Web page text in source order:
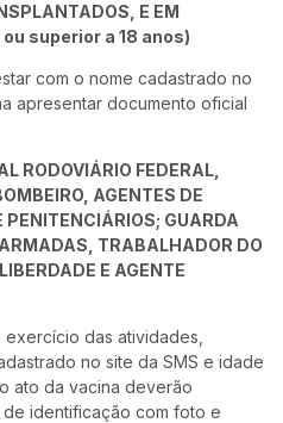
E EM
ou superior a 18 anos)
com o nome cadastrado no
apresentar documento oficial
RODOVIÁRIO FEDERAL,
AGENTES DE
GUARDA
TRABALHADOR DO
E AGENTE
das atividades,
no site da SMS e idade
ato da vacina deverão
identificação com foto e